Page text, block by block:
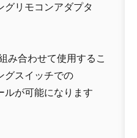
グリモコンアダプタ
み合わせて使用するこ
グスイッチでの
ルが可能になります